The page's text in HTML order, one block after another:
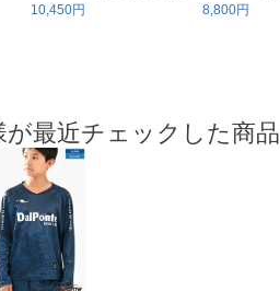
10,450円 8,800円
が最近チェックした商品